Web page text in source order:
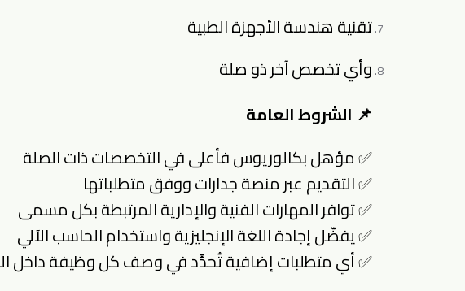
تقنية هندسة الأجهزة الطبية
وأي تخصص آخر ذو صلة
📌 الشروط العامة
✅ مؤهل بكالوريوس فأعلى في التخصصات ذات الصلة
✅ التقديم عبر منصة جدارات ووفق متطلباتها
✅ توافر المهارات الفنية والإدارية المرتبطة بكل مسمى
✅ يفضّل إجادة اللغة الإنجليزية واستخدام الحاسب الآلي
✅ أي متطلبات إضافية تُحدَّد في وصف كل وظيفة داخل